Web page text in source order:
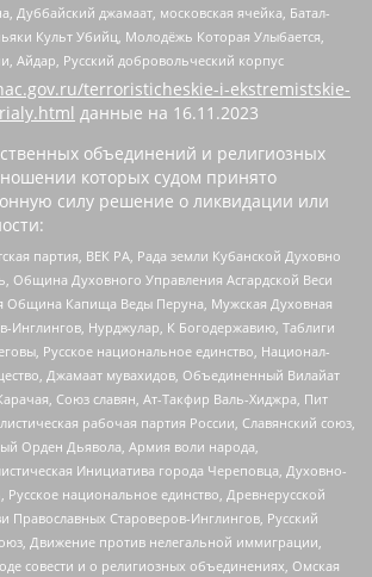
Дуббайский джамаат, московская ячейка, Батал-
Культ Убийц, Молодёжь Которая Улыбается,
Айдар, Русский добровольческий корпус
terroristicheskie-i-ekstremistskie-
данные на 16.11.2023
объединений и религиозных
которых судом принято
силу решение о ликвидации или
партия, ВЕК РА, Рада земли Кубанской Духовно
Община Духовного Управления Асгардской Веси
Община Капища Веды Перуна, Мужская Духовная
Инглингов, Нурджулар, К Богодержавию, Таблиги
Русское национальное единство, Национал-
Джамаат мувахидов, Объединенный Вилайат
Союз славян, Ат-Такфир Валь-Хиджра, Пит
рабочая партия России, Славянский союз,
Орден Дьявола, Армия воли народа,
Инициатива города Череповца, Духовно-
Русское национальное единство, Древнерусской
Православных Староверов-Инглингов, Русский
Движение против нелегальной иммиграции,
совести и о религиозных объединениях, Омская